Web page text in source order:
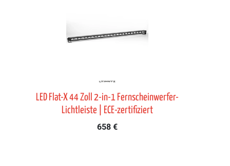
LED Flat-X 44 Zoll 2-in-1 Fernscheinwerfer-
Lichtleiste | ECE-zertifiziert
658 €